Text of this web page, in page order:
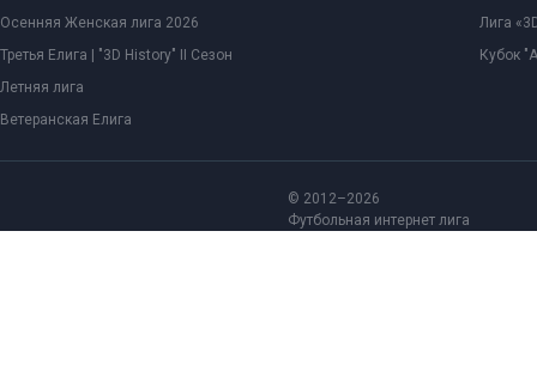
Осенняя Женская лига 2026
Третья Елига | "3D History" II Сезон
Летняя лига
Ветеранская Елига
Лига
Кубок
© 2012–2026
Футбольная интернет лига